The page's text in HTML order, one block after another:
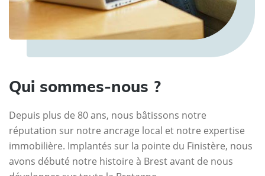
Qui sommes-nous ?
Depuis plus de 80 ans, nous bâtissons notre
réputation sur notre ancrage local et notre expertise
immobilière. Implantés sur la pointe du Finistère, nous
avons débuté notre histoire à Brest avant de nous